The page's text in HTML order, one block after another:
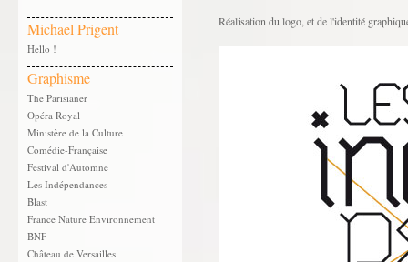
Michael Prigent
Hello !
Graphisme
The Parisianer
Opéra Royal
Ministère de la Culture
Comédie-Française
Festival d'Automne
Les Indépendances
Blast
France Nature Environnement
BNF
Château de Versailles
Réalisation du logo, et de l'identité